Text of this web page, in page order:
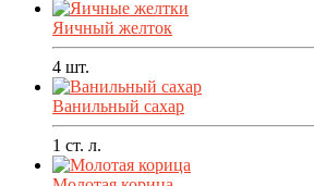
Яичный желток
4 шт.
Ванильный сахар
1 ст. л.